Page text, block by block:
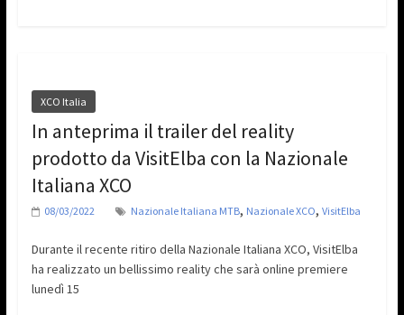
XCO Italia
In anteprima il trailer del reality
prodotto da VisitElba con la Nazionale
Italiana XCO
08/03/2022 Nazionale Italiana MTB, Nazionale XCO, VisitElba
Durante il recente ritiro della Nazionale Italiana XCO, VisitElba
ha realizzato un bellissimo reality che sarà online premiere
lunedì 15